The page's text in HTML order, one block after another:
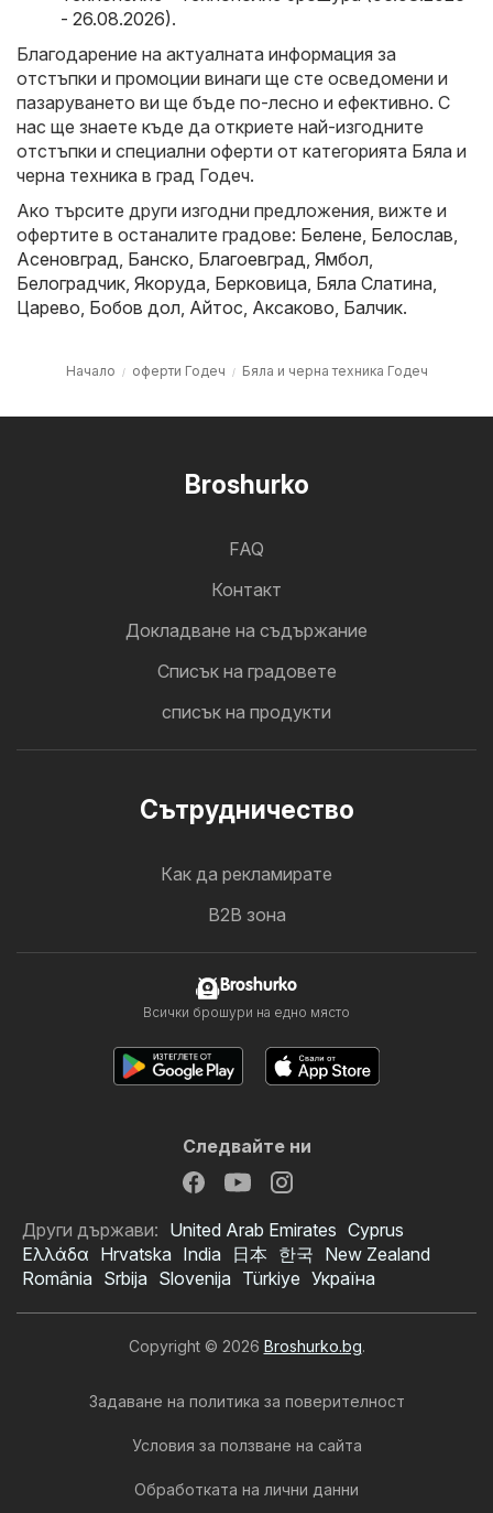
- 26.08.2026).
Благодарение на актуалната информация за
отстъпки и промоции винаги ще сте осведомени и
пазаруването ви ще бъде по-лесно и ефективно. С
нас ще знаете къде да откриете най-изгодните
отстъпки и специални оферти от категорията Бяла и
черна техника в град Годеч.
Ако търсите други изгодни предложения, вижте и
офертите в останалите градове: Белене, Белослав,
Асеновград, Банско, Благоевград, Ямбол,
Белоградчик, Якоруда, Берковица, Бяла Слатина,
Царево, Бобов дол, Айтос, Аксаково, Балчик.
Начало оферти Годеч Бяла и черна техника Годеч
Broshurko
FAQ
Контакт
Докладване на съдържание
Cписък на градовете
списък на продукти
Cътрудничество
Как да рекламирате
B2B зона
Broshurko
Всички брошури на едно място
Следвайте ни
Други държави: United Arab Emirates Cyprus
Ελλάδα Hrvatska India 日本 한국 New Zealand
România Srbija Slovenija Türkiye Україна
Copyright © 2026 Broshurko.bg.
Задаване на политика за поверителност
Условия за ползване на сайта
Обработката на лични данни